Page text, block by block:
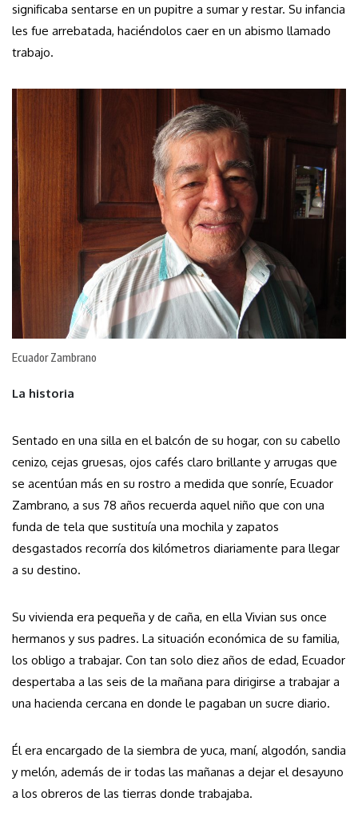
significaba sentarse en un pupitre a sumar y restar. Su infancia
les fue arrebatada, haciéndolos caer en un abismo llamado
trabajo.
Ecuador Zambrano
La historia
Sentado en una silla en el balcón de su hogar, con su cabello
cenizo, cejas gruesas, ojos cafés claro brillante y arrugas que
se acentúan más en su rostro a medida que sonríe, Ecuador
Zambrano, a sus 78 años recuerda aquel niño que con una
funda de tela que sustituía una mochila y zapatos
desgastados recorría dos kilómetros diariamente para llegar
a su destino.
Su vivienda era pequeña y de caña, en ella Vivian sus once
hermanos y sus padres. La situación económica de su familia,
los obligo a trabajar. Con tan solo diez años de edad, Ecuador
despertaba a las seis de la mañana para dirigirse a trabajar a
una hacienda cercana en donde le pagaban un sucre diario.
Él era encargado de la siembra de yuca, maní, algodón, sandia
y melón, además de ir todas las mañanas a dejar el desayuno
a los obreros de las tierras donde trabajaba.